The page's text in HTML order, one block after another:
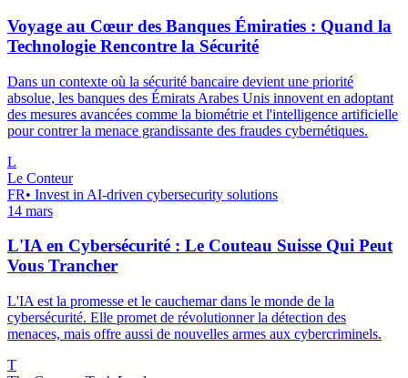
Voyage au Cœur des Banques Émiraties : Quand la
Technologie Rencontre la Sécurité
Dans un contexte où la sécurité bancaire devient une priorité
absolue, les banques des Émirats Arabes Unis innovent en adoptant
des mesures avancées comme la biométrie et l'intelligence artificielle
pour contrer la menace grandissante des fraudes cybernétiques.
L
Le Conteur
FR• Invest in AI-driven cybersecurity solutions
14 mars
L'IA en Cybersécurité : Le Couteau Suisse Qui Peut
Vous Trancher
L'IA est la promesse et le cauchemar dans le monde de la
cybersécurité. Elle promet de révolutionner la détection des
menaces, mais offre aussi de nouvelles armes aux cybercriminels.
T